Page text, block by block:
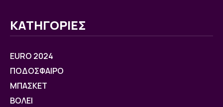
ΚΑΤΗΓΟΡΙΕΣ
EURO 2024
ΠΟΔΟΣΦΑΙΡΟ
ΜΠΑΣΚΕΤ
ΒOΛΕΙ